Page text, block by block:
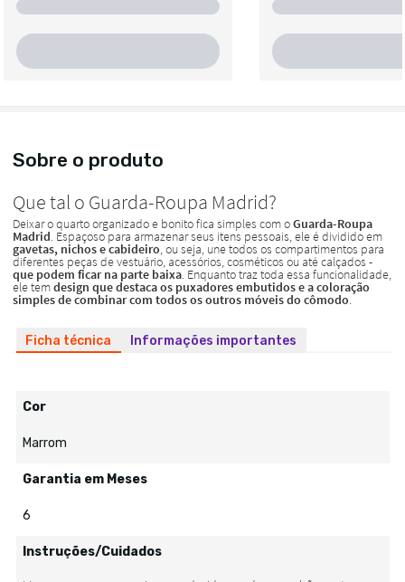
Sobre o produto
Ficha técnica Informações importantes
Cor
Marrom
Garantia em Meses
6
Instruções/Cuidados